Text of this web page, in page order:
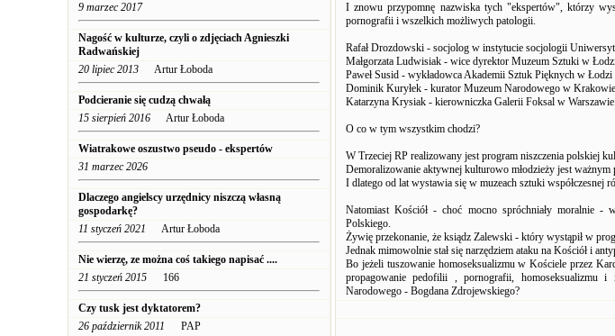
9 marzec 2017
Nagość w kulturze, czyli o zdjęciach Agnieszki
Radwańskiej
20 lipiec 2013 Artur Łoboda
Podcieranie się cudzą chwałą
15 sierpień 2016 Artur Łoboda
Wiatrakowe oszustwo pseudo - ekspertów
31 marzec 2026
Dlaczego angielscy urzędnicy niszczą własną
gospodarkę?
11 styczeń 2021 Artur Łoboda
Nie wierzę, ze można coś takiego napisać ....
21 styczeń 2015 166
Czy tusk jest dyktatorem?
26 październik 2011 PAP
I znowu przypomnę nazwiska tych "ekspertów", którzy
pornografii i wszelkich możliwych patologii.
Rafał Drozdowski - socjolog w instytucie socjologii
Małgorzata Ludwisiak - wice dyrektor Muzeum Sztuki w
Paweł Susid - wykładowca Akademii Sztuk Pięknych w Łodzi
Dominik Kuryłek - kurator Muzeum Narodowego w Krakowie
Katarzyna Krysiak - kierowniczka Galerii Foksal w Warszawie.
O co w tym wszystkim chodzi?
W Trzeciej RP realizowany jest program niszczenia polskiej
Demoralizowanie aktywnej kulturowo młodzieży jest ważnym
I dlatego od lat wystawia się w muzeach sztuki współczesnej
Natomiast Kościół - choć mocno spróchniały moralnie -
Polskiego.
Żywię przekonanie, że ksiądz Zalewski - który wystąpił w
Jednak mimowolnie stał się narzędziem ataku na Kościół i
Bo jeżeli tuszowanie homoseksualizmu w Kościele przez
propagowanie pedofilii , pornografii, homoseksualizmu
Narodowego - Bogdana Zdrojewskiego?